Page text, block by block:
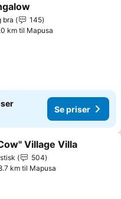
til i favoritter
bra
145
km til Mapusa
Se priser
til i favoritter
Village Villa
504
km til Mapusa